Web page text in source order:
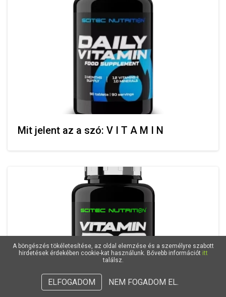
Mit jelent az a szó: V I T A M I N
A böngészés tökéletesítése, az oldal elemzése és a személyre szabott
hirdetések érdekében cookie-kat használunk. Bővebb információt itt
találsz.
ELFOGADOM NEM FOGADOM EL.